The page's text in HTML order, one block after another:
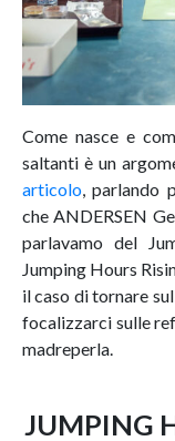
Come nasce e
saltanti è un
articolo, parlando
che ANDERSEN
parlavamo del
Jumping Hours
il caso di tornare
focalizzarci sulle
madreperla.
JUMPING